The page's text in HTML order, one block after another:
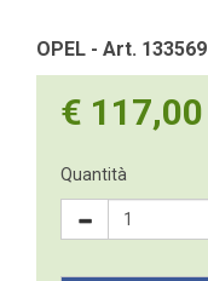
OPEL - Art. 133569
€ 117,00
Quantità